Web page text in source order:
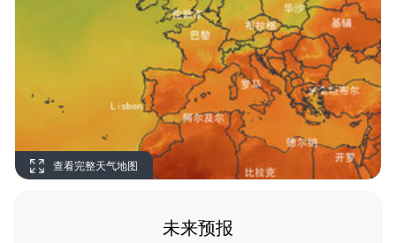
查看完整天气地图
未来预报